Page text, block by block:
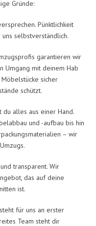
Gründe:
Pünktlichkeit
selbstverständlich.
garantieren wir
Umgang mit deinem Hab
sicher
schützt.
du alles aus einer Hand.
und -aufbau bis hin
– wir
transparent. Wir
das auf deine
ist.
für uns an erster
Team steht dir